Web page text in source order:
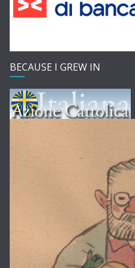
BECAUSE I GREW IN